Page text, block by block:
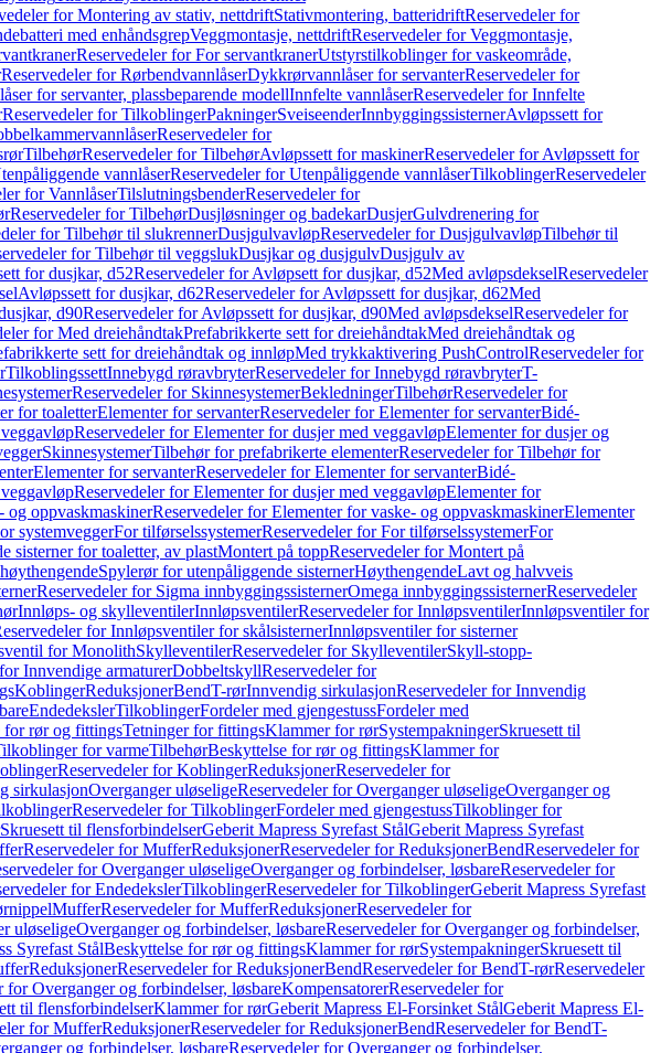
for Montering av stativ, nettdriftStativmontering, batteridriftReservedeler for
med enhåndsgrepVeggmontasje, nettdriftReservedeler for Veggmontasje,
Reservedeler for For servantkranerUtstyrstilkoblinger for vaskeområde,
Reservedeler for RørbendvannlåserDykkrørvannlåser for servanterReservedeler for
for servanter, plassbeparende modellInnfelte vannlåserReservedeler for Innfelte
Reservedeler for TilkoblingerPakningerSveiseenderInnbyggingssisternerAvløpssett for
Reservedeler for
TilbehørReservedeler for TilbehørAvløpssett for maskinerReservedeler for Avløpssett for
vannlåserReservedeler for Utenpåliggende vannlåserTilkoblingerReservedeler
for VannlåserTilslutningsbenderReservedeler for
Reservedeler for TilbehørDusjløsninger og badekarDusjerGulvdrenering for
for Tilbehør til slukrennerDusjgulvavløpReservedeler for DusjgulvavløpTilbehør til
for Tilbehør til veggslukDusjkar og dusjgulvDusjgulv av
for dusjkar, d52Reservedeler for Avløpsett for dusjkar, d52Med avløpsdekselReservedeler
Avløpssett for dusjkar, d62Reservedeler for Avløpssett for dusjkar, d62Med
d90Reservedeler for Avløpssett for dusjkar, d90Med avløpsdekselReservedeler for
for Med dreiehåndtakPrefabrikkerte sett for dreiehåndtakMed dreiehåndtak og
sett for dreiehåndtak og innløpMed trykkaktivering PushControlReservedeler for
TilkoblingssettInnebygd røravbryterReservedeler for Innebygd røravbryterT-
Reservedeler for SkinnesystemerBekledningerTilbehørReservedeler for
for toaletterElementer for servanterReservedeler for Elementer for servanterBidé-
Reservedeler for Elementer for dusjer med veggavløpElementer for dusjer og
SkinnesystemerTilbehør for prefabrikerte elementerReservedeler for Tilbehør for
Elementer for servanterReservedeler for Elementer for servanterBidé-
Reservedeler for Elementer for dusjer med veggavløpElementer for
og oppvaskmaskinerReservedeler for Elementer for vaske- og oppvaskmaskinerElementer
systemveggerFor tilførselssystemerReservedeler for For tilførselssystemerFor
sisterner for toaletter, av plastMontert på toppReservedeler for Montert på
Spylerør for utenpåliggende sisternerHøythengendeLavt og halvveis
Reservedeler for Sigma innbyggingssisternerOmega innbyggingssisternerReservedeler
Innløps- og skylleventilerInnløpsventilerReservedeler for InnløpsventilerInnløpsventiler for
for Innløpsventiler for skålsisternerInnløpsventiler for sisterner
for MonolithSkylleventilerReservedeler for SkylleventilerSkyll-stopp-
Innvendige armaturerDobbeltskyllReservedeler for
KoblingerReduksjonerBendT-rørInnvendig sirkulasjonReservedeler for Innvendig
EndedekslerTilkoblingerFordeler med gjengestussFordeler med
for rør og fittingsTetninger for fittingsKlammer for rørSystempakningerSkruesett til
for varmeTilbehørBeskyttelse for rør og fittingsKlammer for
Reservedeler for KoblingerReduksjonerReservedeler for
sirkulasjonOverganger uløseligeReservedeler for Overganger uløseligeOverganger og
Reservedeler for TilkoblingerFordeler med gjengestussTilkoblinger for
Skruesett til flensforbindelserGeberit Mapress Syrefast StålGeberit Mapress Syrefast
Reservedeler for MufferReduksjonerReservedeler for ReduksjonerBendReservedeler for
for Overganger uløseligeOverganger og forbindelser, løsbareReservedeler for
for EndedekslerTilkoblingerReservedeler for TilkoblingerGeberit Mapress Syrefast
MufferReservedeler for MufferReduksjonerReservedeler for
uløseligeOverganger og forbindelser, løsbareReservedeler for Overganger og forbindelser,
Syrefast StålBeskyttelse for rør og fittingsKlammer for rørSystempakningerSkruesett til
ReduksjonerReservedeler for ReduksjonerBendReservedeler for BendT-rørReservedeler
for Overganger og forbindelser, løsbareKompensatorerReservedeler for
til flensforbindelserKlammer for rørGeberit Mapress El-Forsinket StålGeberit Mapress El-
for MufferReduksjonerReservedeler for ReduksjonerBendReservedeler for BendT-
og forbindelser, løsbareReservedeler for Overganger og forbindelser,